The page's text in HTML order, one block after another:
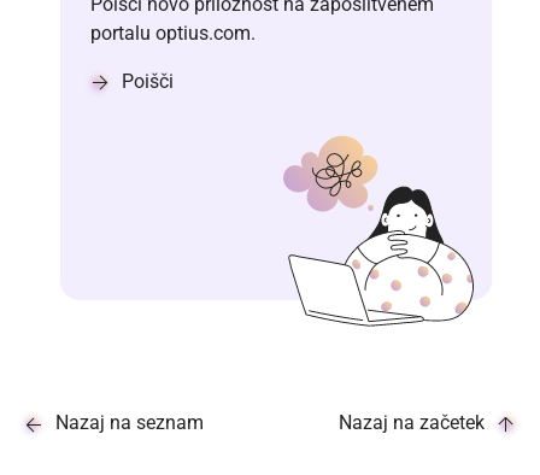
portalu optius.com.
Poišči
Nazaj na seznam Nazaj na začetek